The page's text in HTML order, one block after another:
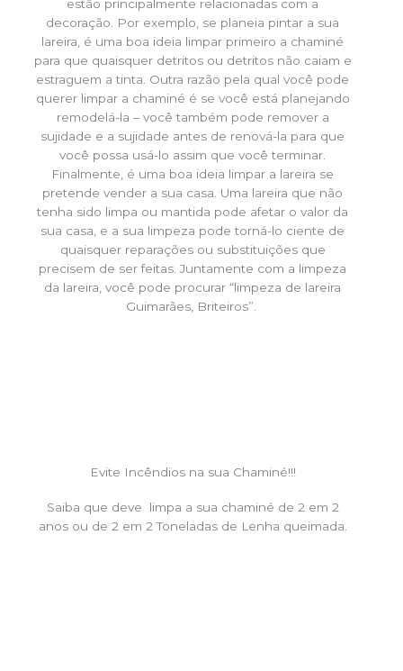
estão principalmente relacionadas com a
decoração. Por exemplo, se planeia pintar a sua
lareira, é uma boa ideia limpar primeiro a chaminé
para que quaisquer detritos ou detritos não caiam e
estraguem a tinta. Outra razão pela qual você pode
querer limpar a chaminé é se você está planejando
remodelá-la – você também pode remover a
sujidade e a sujidade antes de renová-la para que
você possa usá-lo assim que você terminar.
Finalmente, é uma boa ideia limpar a lareira se
pretende vender a sua casa. Uma lareira que não
tenha sido limpa ou mantida pode afetar o valor da
sua casa, e a sua limpeza pode torná-lo ciente de
quaisquer reparações ou substituições que
precisem de ser feitas. Juntamente com a limpeza
da lareira, você pode procurar “limpeza de lareira
Guimarães, Briteiros”.
Evite Incêndios na sua Chaminé!!!
Saiba que deve limpa a sua chaminé de 2 em 2
anos ou de 2 em 2 Toneladas de Lenha queimada.